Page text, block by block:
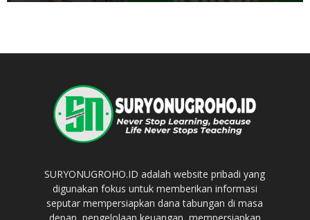
SURYONUGROHO.ID adalah website pribadi yang
digunakan fokus untuk memberikan informasi
seputar mempersiapkan dana tabungan di masa